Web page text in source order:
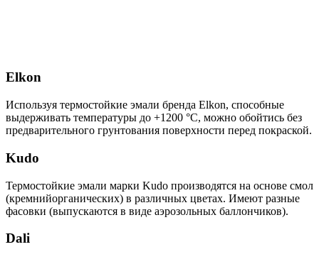
Elkon
Используя термостойкие эмали бренда Elkon, способные
выдерживать температуры до +1200 °C, можно обойтись без
предварительного грунтования поверхности перед покраской.
Kudo
Термостойкие эмали марки Kudo производятся на основе смол
(кремнийорганических) в различных цветах. Имеют разные
фасовки (выпускаются в виде аэрозольных баллончиков).
Dali